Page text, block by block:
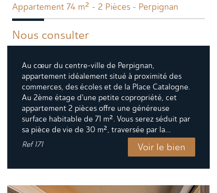
Appartement 74 m² - 2 Pièces - Perpignan
Nous consulter
Au cœur du centre-ville de Perpignan,
appartement idéalement situé à proximité des
commerces, des écoles et de la Place Catalogne.
Au 2ème étage d'une petite copropriété, cet
appartement 2 pièces offre une généreuse
surface habitable de 71 m². Vous serez séduit par
sa pièce de vie de 30 m², traversée par la...
Ref171 Voir le bien